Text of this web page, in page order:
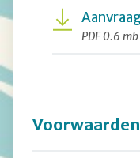
PDF 0.6 mb
Voorwaarden